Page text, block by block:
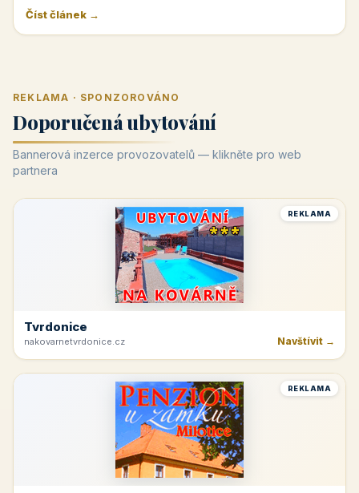
Číst článek →
REKLAMA · SPONZOROVÁNO
Doporučená ubytování
Bannerová inzerce provozovatelů — klikněte pro web
partnera
REKLAMA
Tvrdonice
nakovarnetvrdonice.cz Navštívit →
REKLAMA